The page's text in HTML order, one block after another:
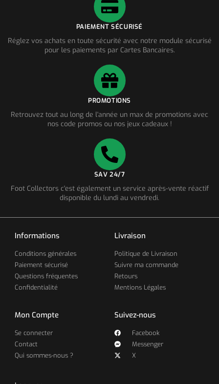
PAIEMENT SÉCURISÉ
Réglez vos achats en toute sécurité avec notre module sécurisé
pour les paiements par Cartes Bancaires.
PROMOTIONS
Retrouvez tout au long de l'année un max de promotions avec
nos code promos ou nos jeux cadeaux !
SAV 24/7
Foot Collectors c'est également un service après-vente réactif
disponible du lundi au vendredi.
Informations
Conditions générales
Paiement sécurisé
Questions fréquentes
Confidentialité
Livraison
Politique de Livraison
Suivre ma commande
Retours
Mentions Légales
Mon Compte
Se connecter
Contact
Qui sommes-nous ?
Suivez-nous
Facebook
Messenger
X